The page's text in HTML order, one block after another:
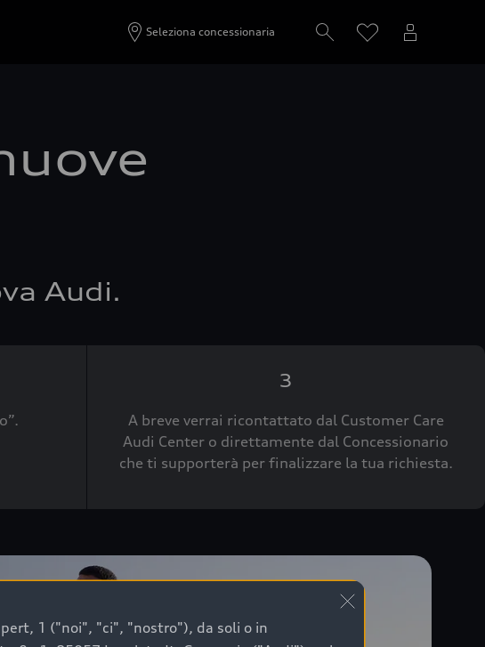
Seleziona concessionaria
Audi.
3
A breve verrai ricontattato dal Customer Care
Audi Center o direttamente dal Concessionario
che ti supporterà per finalizzare la tua richiesta.
1 ("noi", "ci", "nostro"), da soli o in